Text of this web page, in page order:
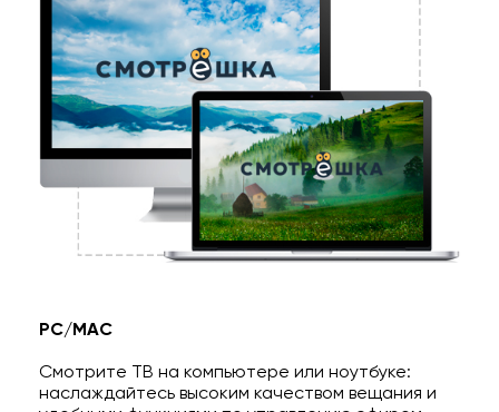
PC/MAC
Смотрите ТВ на компьютере или ноутбуке:
наслаждайтесь высоким качеством вещания и